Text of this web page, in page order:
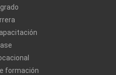
formación